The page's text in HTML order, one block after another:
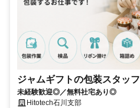
ジャムギフトの包装スタッフ
未経験歓迎◎／無料社宅あり◎
Hitotech石川支部